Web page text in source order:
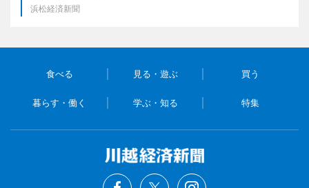
浜松経済新聞
食べる 見る・遊ぶ 買う
暮らす・働く 学ぶ・知る 特集